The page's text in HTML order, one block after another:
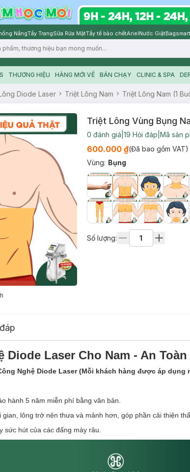
NắngTẩy TrangSữa Rửa MặtTẩy tế bào chếtArielNước GiặtBagsmart
THƯƠNG HIỆU HÀNG MỚI VỀ BÁN CHẠY CLINIC & SPA
Diode Laser Triệt Lông Nam Triệt Lông Nam (1
Triệt Lông Vùng Bụng
0 đánh giá 19 Hỏi đáp Mã sản
600.000 ₫(Đã bao gồm VAT)
Vùng: Bụng
Số lượng:
Laser Cho Nam - An
Nghệ Diode Laser (Mỗi khách hàng được áp dụng
hành 5 năm miễn phí bằng văn bản.
lông trở nên thưa và mảnh hơn, góp phần cải thiện
sức hút của các đấng mày râu.